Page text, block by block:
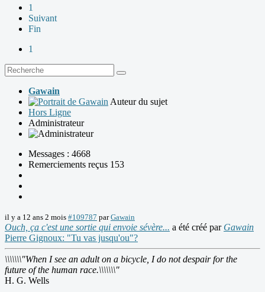
1
Suivant
Fin
1
Gawain
Auteur du sujet
Hors Ligne
Administrateur
Messages : 4668
Remerciements reçus 153
il y a 12 ans 2 mois #109787 parGawain
Ouch, ça c'est une sortie qui envoie sévère... a été créé par Gawain
Pierre Gignoux: "Tu vas jusqu'ou"?
\\\\\\\"When I see an adult on a bicycle, I do not despair for the
future of the human race.\\\\\\\"
H. G. Wells